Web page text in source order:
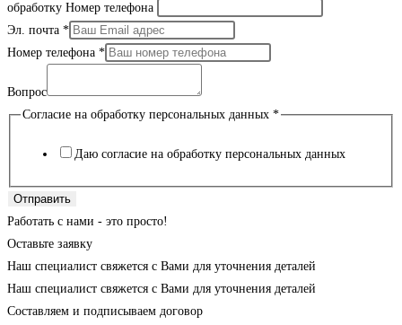
обработку Номер телефона
Эл. почта *
Номер телефона *
Вопрос
Согласие на обработку персональных данных *
Даю согласие на обработку персональных данных
Отправить
Работать с нами - это просто!
Оставьте заявку
Наш специалист свяжется с Вами для уточнения деталей
Наш специалист свяжется с Вами для уточнения деталей
Составляем и подписываем договор